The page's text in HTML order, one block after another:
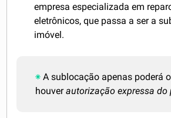
empresa especializada em
eletrônicos, que passa a ser a
imóvel.
A sublocação apenas poderá
houverautorização expressa do